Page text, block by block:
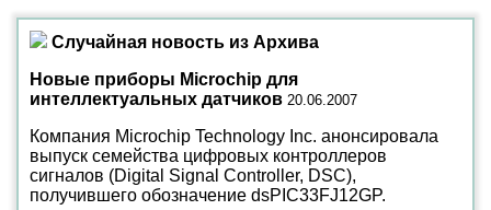
Случайная новость из Архива
Новые приборы Microchip для
интеллектуальных датчиков 20.06.2007
Компания Microchip Technology Inc. анонсировала
выпуск семейства цифровых контроллеров
сигналов (Digital Signal Controller, DSC),
получившего обозначение dsPIC33FJ12GP.